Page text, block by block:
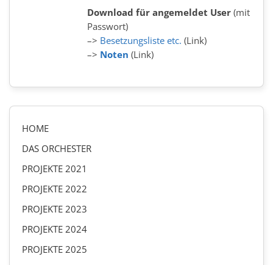
Download für angemeldet User (mit
Passwort)
–> Besetzungsliste etc. (Link)
–> Noten (Link)
HOME
DAS ORCHESTER
PROJEKTE 2021
PROJEKTE 2022
PROJEKTE 2023
PROJEKTE 2024
PROJEKTE 2025